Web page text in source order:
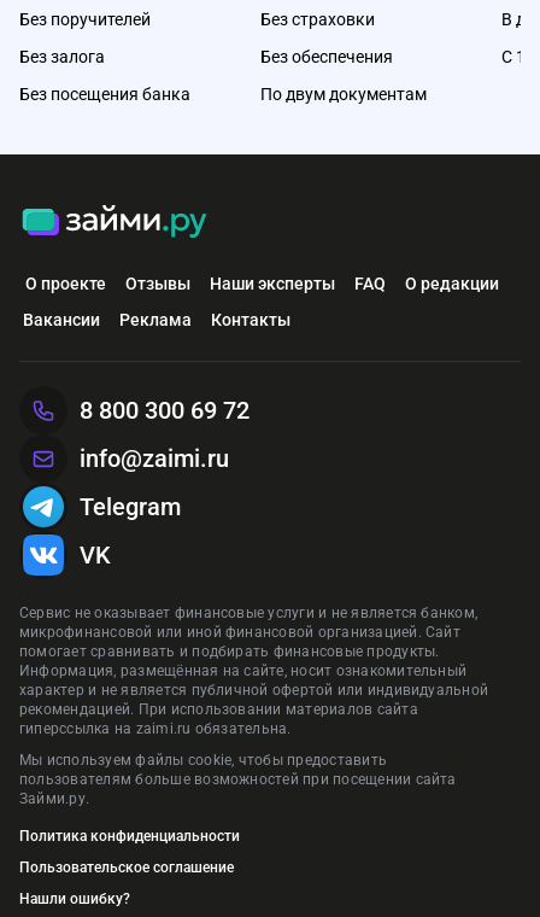
Без поручителей
Без залога
Без посещения банка
Без страховки
Без обеспечения
По двум документам
В
С 18
О проекте Отзывы Наши эксперты FAQ
О редакции
Вакансии
Реклама Контакты
Сервис не оказывает финансовые услуги и не является банком,
микрофинансовой или иной финансовой организацией. Сайт
помогает сравнивать и подбирать финансовые продукты.
Информация, размещённая на сайте, носит ознакомительный
характер и не является публичной офертой или индивидуальной
рекомендацией. При использовании материалов сайта
гиперссылка на zaimi.ru обязательна.
Мы используем файлы cookie, чтобы предоставить
пользователям больше возможностей при посещении сайта
Займи.ру.
Политика конфиденциальности
Пользовательское соглашение
Нашли ошибку?
8 800 300 69 72
info@zaimi.ru
Telegram
VK